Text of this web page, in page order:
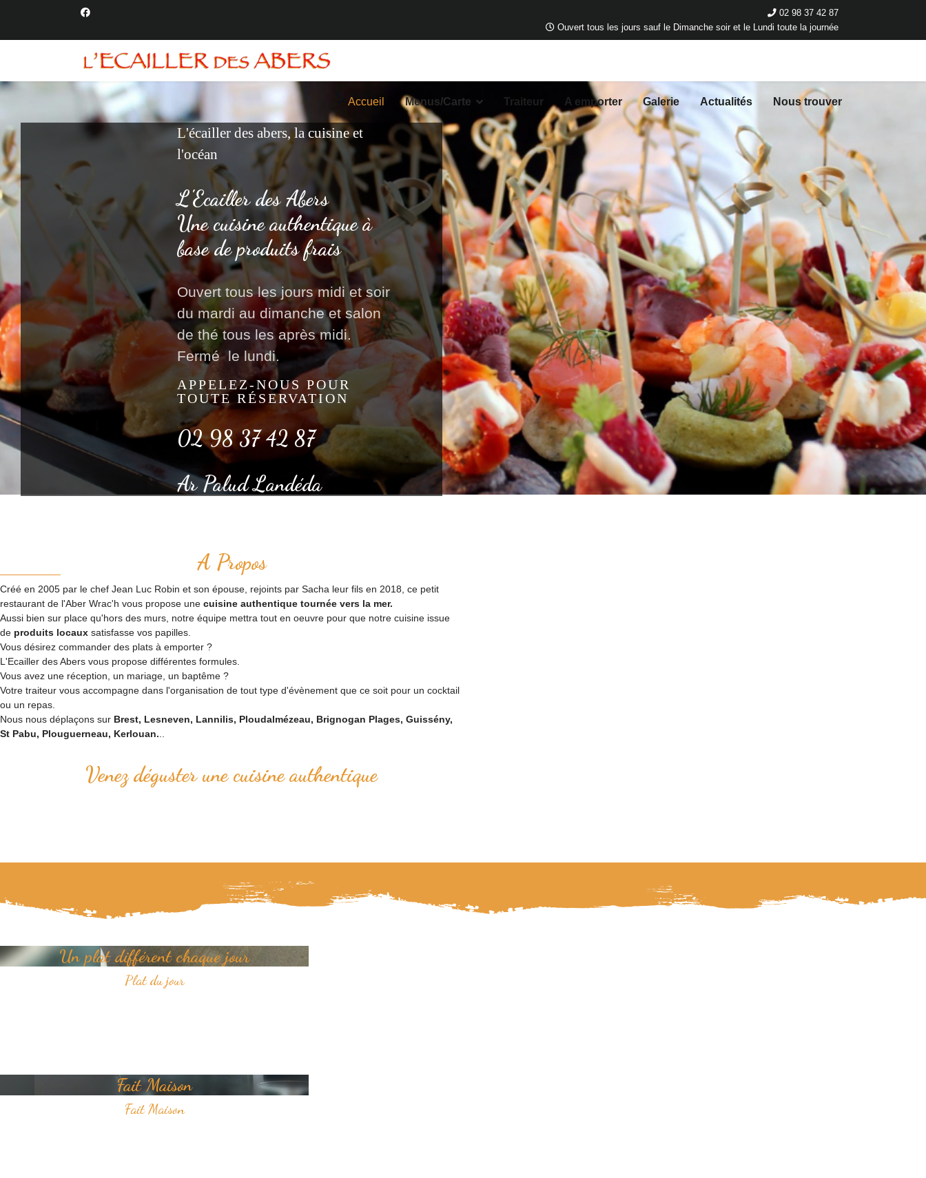
02 98 37 42 87
Ouvert tous les jours sauf le Dimanche soir et le Lundi toute la journée
Accueil Menus/Carte Traiteur A emporter Galerie Actualités Nous trouver
L'écailler des abers, la cuisine et
l'océan
L'Ecailler des Abers
Une cuisine authentique à
base de produits frais
Ouvert tous les jours midi et soir
du mardi au dimanche et salon
de thé tous les après midi.
Fermé le lundi.
APPELEZ-NOUS POUR
TOUTE RÉSERVATION
02 98 37 42 87
Ar Palud Landéda
A Propos
Créé en 2005 par le chef Jean Luc Robin et son épouse, rejoints par Sacha leur fils en 2018, ce petit
restaurant de l'Aber Wrac'h vous propose une cuisine authentique tournée vers la mer.
Aussi bien sur place qu'hors des murs, notre équipe mettra tout en oeuvre pour que notre cuisine issue
de produits locaux satisfasse vos papilles.
Vous désirez commander des plats à emporter ?
L'Ecailler des Abers vous propose différentes formules.
Vous avez une réception, un mariage, un baptême ?
Votre traiteur vous accompagne dans l'organisation de tout type d'évènement que ce soit pour un cocktail
ou un repas.
Nous nous déplaçons sur Brest, Lesneven, Lannilis, Ploudalmézeau, Brignogan Plages, Guissény,
St Pabu, Plouguerneau, Kerlouan.
Venez déguster une cuisine authentique
Un plat différent chaque jour
Plat du jour
Fait Maison
Fait Maison